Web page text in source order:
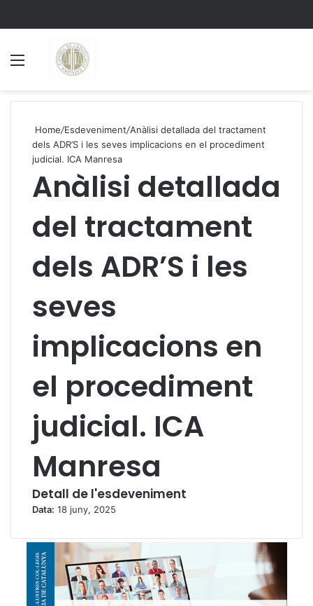
Home/Esdeveniment/Anàlisi detallada del tractament
dels ADR’S i les seves implicacions en el procediment
judicial. ICA Manresa
Anàlisi detallada
del tractament
dels ADR’S i les
seves
implicacions en
el procediment
judicial. ICA
Manresa
Detall de l'esdeveniment
Data: 18 juny, 2025